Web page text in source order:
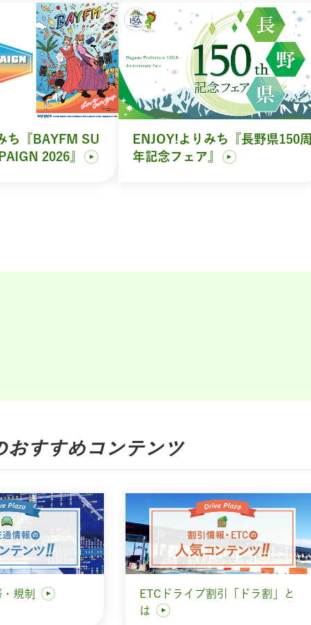
ち『BAYFM SU
2026』
ENJOY!よりみち『長野県150周
年記念フェア』
おすすめコンテンツ
規制
ETCドライブ割引「ドラ割」と
は